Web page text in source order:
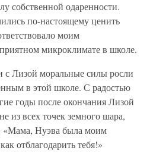
собственной одаренности.
по-настоящему ценить
моим
микроклимате в школе.
с Лизой моральные силы росли
в этой школе. С радостью
годы после окончания Лизой
из всех точек земного шара,
«Мама, Нуэва была моим
отблагодарить тебя!»